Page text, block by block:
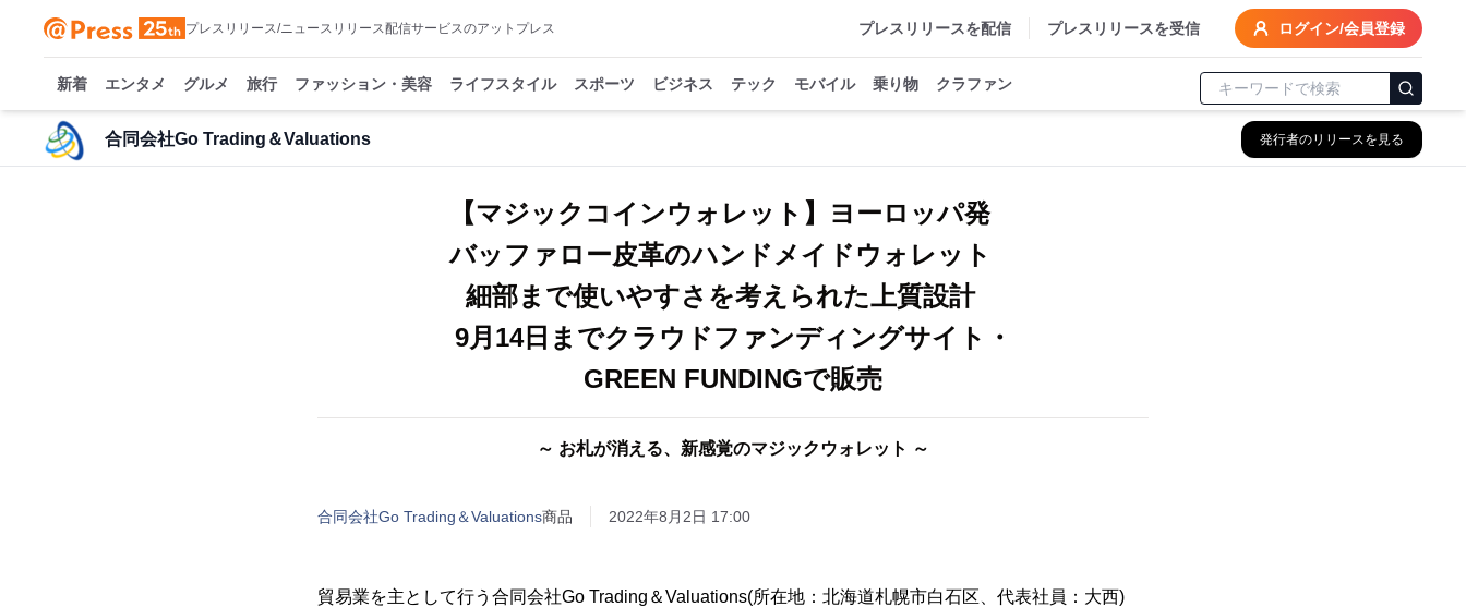
プレスリリース/ニュースリリース配信サービスのアットプレス プレスリリースを配信 プレスリリースを受信 ログイン/会員登録
新着 エンタメ グルメ 旅行 ファッション・美容 ライフスタイル スポーツ ビジネス テック モバイル 乗り物 クラファン
合同会社Go Trading＆Valuations 発行者のリリースを見る
【マジックコインウォレット】ヨーロッパ発
バッファロー皮革のハンドメイドウォレット
細部まで使いやすさを考えられた上質設計
9月14日までクラウドファンディングサイト・
GREEN FUNDINGで販売
～ お札が消える、新感覚のマジックウォレット ～
合同会社Go Trading＆Valuations商品 2022年8月2日 17:00
貿易業を主として行う合同会社Go Trading＆Valuations(所在地：北海道札幌市白石区、代表社員：大西)